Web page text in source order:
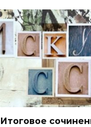
Итоговое